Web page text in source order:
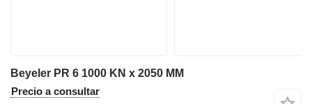
Beyeler PR 6 1000 KN x 2050 MM
Precio a consultar